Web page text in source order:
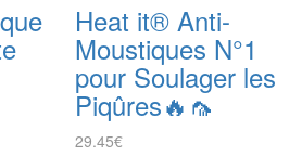
Heat it® Anti-
Moustiques N°1
pour Soulager les
Piqûres🔥🦟
29.45€